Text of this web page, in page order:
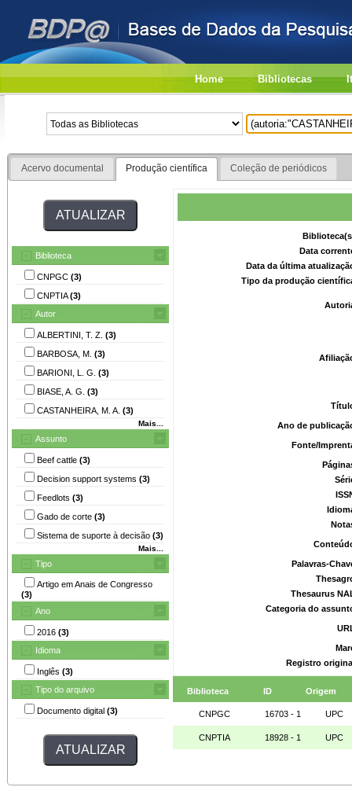
Home Bibliotecas
Acervo documental Produção científica Coleção de periódicos
Biblioteca
CNPGC (3)
CNPTIA(3)
Autor
ALBERTINI, T. Z. (3)
BARBOSA, M. (3)
BARIONI, L. G. (3)
BIASE, A. G. (3)
CASTANHEIRA, M. A. (3)
Mais...
Assunto
Beef cattle (3)
Decision support systems (3)
Feedlots (3)
Gado de corte (3)
Sistema de suporte à decisão (3)
Mais...
Tipo
Artigo em Anais de Congresso
(3)
Ano
2016 (3)
Idioma
Inglês (3)
Tipo do arquivo
Documento digital (3)
Data
Data da última
Tipo da produção
Ano de
Fonte/
Palavras-
Thesaurus
Categoria do
Registro
Biblioteca ID Origem
CNPGC 16703 - 1 UPC
CNPTIA 18928 - 1 UPC